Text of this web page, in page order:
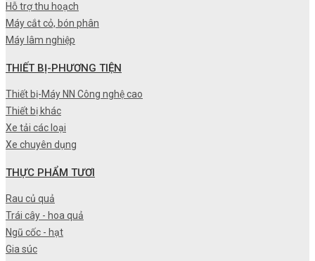
Hỗ trợ thu hoạch
Máy cắt cỏ, bón phân
Máy lâm nghiệp
THIẾT BỊ-PHƯƠNG TIỆN
Thiết bị-Máy NN Công nghệ cao
Thiết bị khác
Xe tải các loại
Xe chuyên dụng
THỰC PHẨM TƯƠI
Rau củ quả
Trái cây - hoa quả
Ngũ cốc - hạt
Gia súc